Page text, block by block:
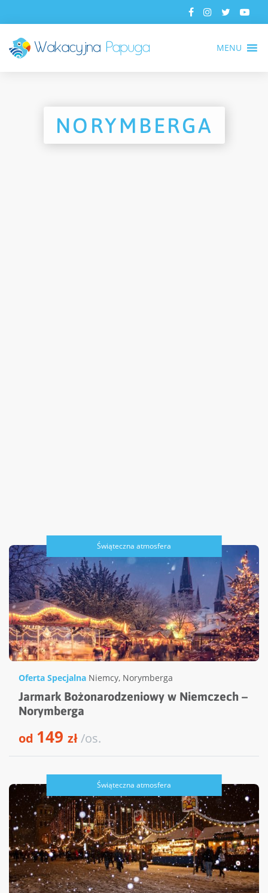
MENU
NORYMBERGA
Świąteczna atmosfera
Oferta Specjalna Niemcy, Norymberga
Jarmark Bożonarodzeniowy w Niemczech –
Norymberga
od 149 zł/os.
Świąteczna atmosfera